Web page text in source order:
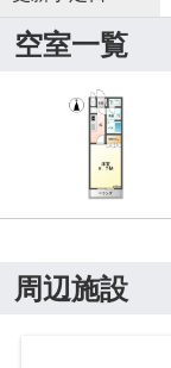
空室一覧
周辺施設